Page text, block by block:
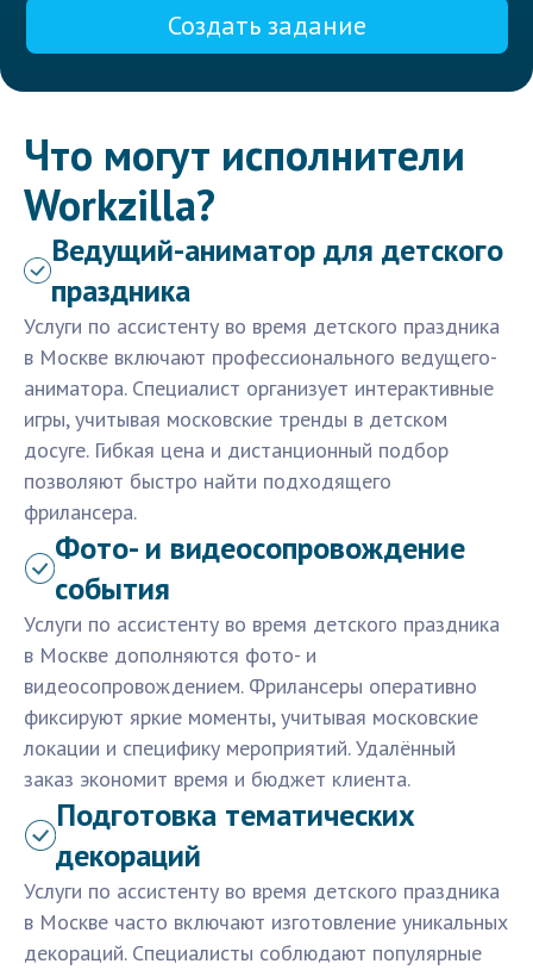
Создать задание
Что могут исполнители
Workzilla?
Ведущий-аниматор для детского
праздника
Услуги по ассистенту во время детского праздника
в Москве включают профессионального ведущего-
аниматора. Специалист организует интерактивные
игры, учитывая московские тренды в детском
досуге. Гибкая цена и дистанционный подбор
позволяют быстро найти подходящего
фрилансера.
Фото- и видеосопровождение
события
Услуги по ассистенту во время детского праздника
в Москве дополняются фото- и
видеосопровождением. Фрилансеры оперативно
фиксируют яркие моменты, учитывая московские
локации и специфику мероприятий. Удалённый
заказ экономит время и бюджет клиента.
Подготовка тематических
декораций
Услуги по ассистенту во время детского праздника
в Москве часто включают изготовление уникальных
декораций. Специалисты соблюдают популярные